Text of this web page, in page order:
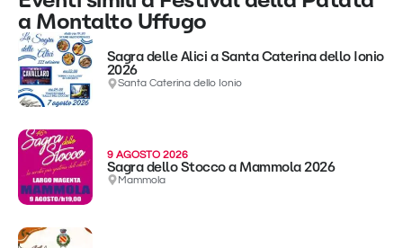
a Montalto Uffugo
Sagra delle Alici a Santa Caterina dello Ionio
2026
Santa Caterina dello Ionio
9 AGOSTO 2026
Sagra dello Stocco a Mammola 2026
Mammola